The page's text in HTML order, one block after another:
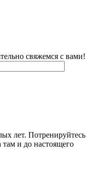
свяжемся с вами!
лет. Потренируйтесь
там и до настоящего